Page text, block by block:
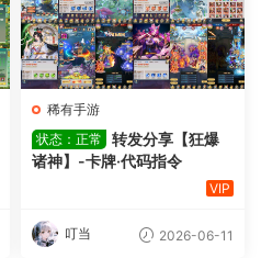
稀有手游
状态：正常
转发分享【狂爆
诸神】-卡牌·代码指令
VIP
叮当 2026-06-11